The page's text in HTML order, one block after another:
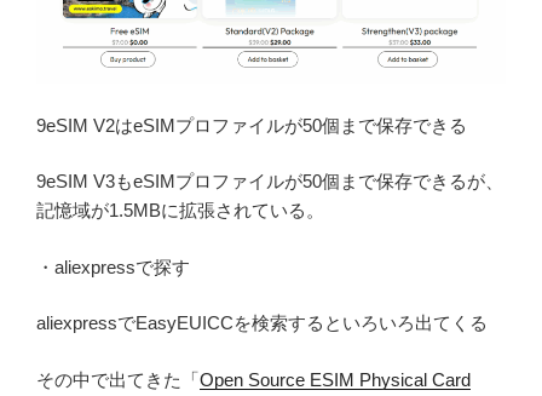
9eSIM V2はeSIMプロファイルが50個まで保存できる
9eSIM V3もeSIMプロファイルが50個まで保存できるが、
記憶域が1.5MBに拡張されている。
・aliexpressで探す
aliexpressでEasyEUICCを検索するといろいろ出てくる
その中で出てきた「Open Source ESIM Physical Card